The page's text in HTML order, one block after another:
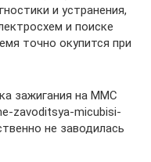
и устранения,
и поиске
точно окупится при
зажигания на MMC
zavoditsya-micubisi-
не заводилась